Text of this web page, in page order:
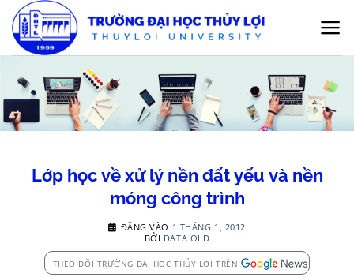
qua
nội
Lớp học về xử lý nền đất yếu và nền
móng công trình
ĐĂNG VÀO 1 THÁNG 1, 2012
BỞI DATA OLD
THEO DÕI TRƯỜNG ĐẠI HỌC THỦY LỢI TRÊN